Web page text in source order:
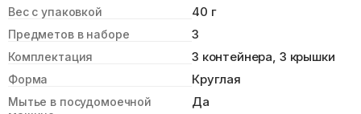
Вес с упаковкой 40 г
Предметов в наборе 3
Комплектация 3 контейнера, 3 крышки
Форма Круглая
Мытье в посудомоечной
Да